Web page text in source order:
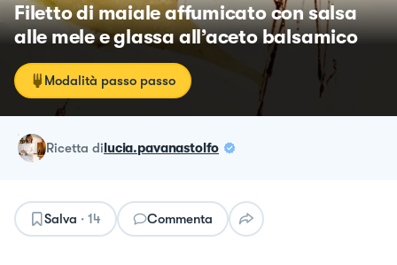
Filetto di maiale affumicato con salsa
alle mele e glassa all’aceto balsamico
Modalità passo passo
ricetta dilucia.pavanastolfo
Salva · 14 Commenta